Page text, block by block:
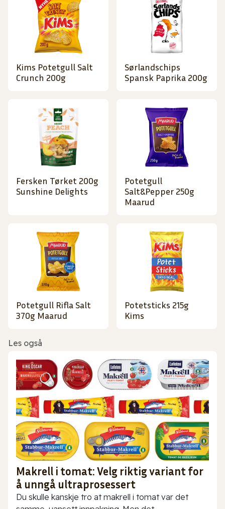
Kims Potetgull Salt
Crunch 200g
Sørlandschips
Spansk Paprika 200g
Fersken Tørket 200g
Sunshine Delights
Potetgull
Salt&Pepper 250g
Maarud
Potetgull Rifla Salt
370g Maarud
Potetsticks 215g
Kims
Les også
Makrell i tomat: Velg riktig variant for
å unngå ultraprosessert
Du skulle kanskje tro at makrell i tomat var det